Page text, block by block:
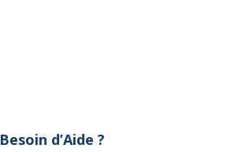
Besoin d’Aide ?